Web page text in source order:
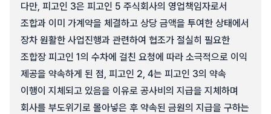
다만, 피고인 3은 피고인 5 주식회사의 영업책임자로서
조합과 이미 가계약을 체결하고 상당 금액을 투여한 상태에서
장차 원활한 사업진행과 관련하여 협조가 절실히 필요한
조합장 피고인 1의 수차에 걸친 요청에 따라 소극적으로 이익
제공을 약속하게 된 점, 피고인 2, 4는 피고인 3의 약속
이행이 지체되고 있음을 이유로 공사비의 지급을 지체하며
회사를 부도위기로 몰아넣은 후 약속된 금원의 지급을 구하는